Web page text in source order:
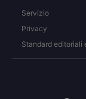
Servizio
Privacy
Standard editoriali